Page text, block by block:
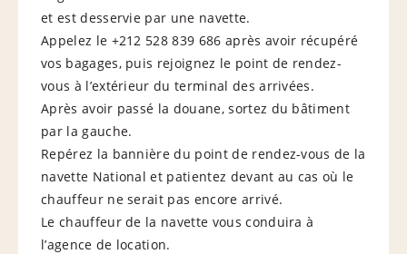
et est desservie par une navette.
Appelez le +212 528 839 686 après avoir récupéré
vos bagages, puis rejoignez le point de rendez-
vous à l’extérieur du terminal des arrivées.
Après avoir passé la douane, sortez du bâtiment
par la gauche.
Repérez la bannière du point de rendez-vous de la
navette National et patientez devant au cas où le
chauffeur ne serait pas encore arrivé.
Le chauffeur de la navette vous conduira à
l’agence de location.